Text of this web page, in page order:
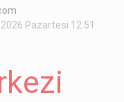
2026 Pazartesi 12:51